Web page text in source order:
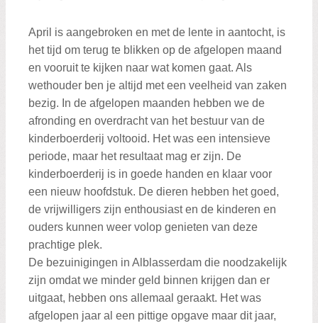
April is aangebroken en met de lente in aantocht, is
het tijd om terug te blikken op de afgelopen maand
en vooruit te kijken naar wat komen gaat. Als
wethouder ben je altijd met een veelheid van zaken
bezig. In de afgelopen maanden hebben we de
afronding en overdracht van het bestuur van de
kinderboerderij voltooid. Het was een intensieve
periode, maar het resultaat mag er zijn. De
kinderboerderij is in goede handen en klaar voor
een nieuw hoofdstuk. De dieren hebben het goed,
de vrijwilligers zijn enthousiast en de kinderen en
ouders kunnen weer volop genieten van deze
prachtige plek.
De bezuinigingen in Alblasserdam die noodzakelijk
zijn omdat we minder geld binnen krijgen dan er
uitgaat, hebben ons allemaal geraakt. Het was
afgelopen jaar al een pittige opgave maar dit jaar,